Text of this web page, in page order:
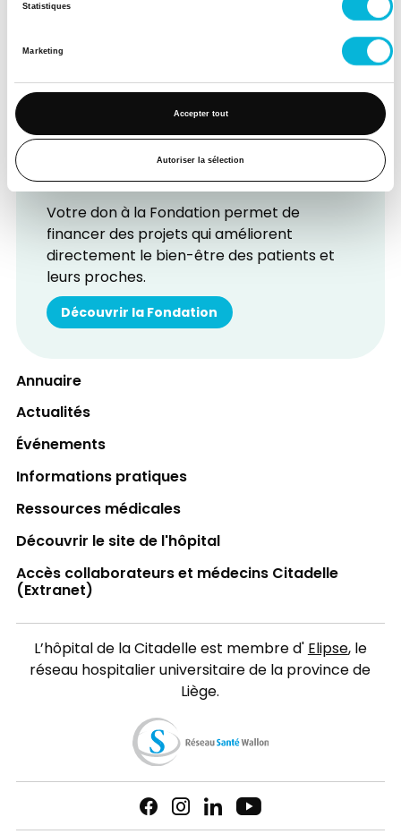
Statistiques
Marketing
Accepter tout
Autoriser la sélection
Soutenez notre Fondation
Votre don à la Fondation permet de
financer des projets qui améliorent
directement le bien-être des patients et
leurs proches.
Découvrir la Fondation
Annuaire
Actualités
Événements
Informations pratiques
Ressources médicales
Découvrir le site de l'hôpital
Accès collaborateurs et médecins Citadelle
(Extranet)
L’hôpital de la Citadelle est membre d'Elipse, le
réseau hospitalier universitaire de la province de
Liège.